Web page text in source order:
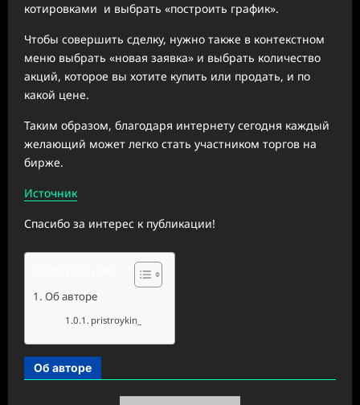
котировками и выбрать «построить график».
Чтобы совершить сделку, нужно также в контекстном
меню выбрать «новая заявка» и выбрать количество
акций, которое вы хотите купить или продать, и по
какой цене.
Таким образом, благодаря интернету сегодня каждый
желающий может легко стать участником торгов на
бирже.
Источник
Спасибо за интерес к публикации!
Об авторе
pristroykin_
Об авторе